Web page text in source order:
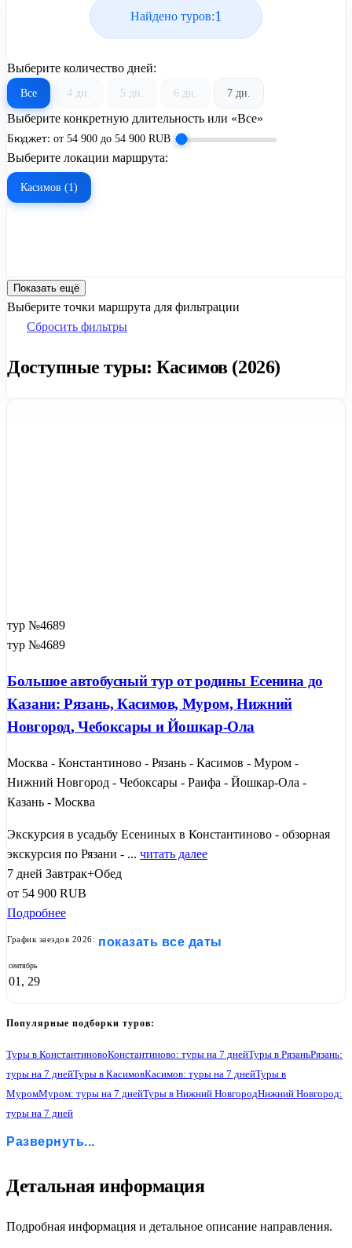
Найдено туров:1
Выберите количество дней:
Все 4 дн. 5 дн. 6 дн. 7 дн.
Выберите конкретную длительность или «Все»
Бюджет: от 54 900 до 54 900 RUB
Выберите локации маршрута:
Касимов (1)
Показать ещё
Выберите точки маршрута для фильтрации
Сбросить фильтры
Доступные туры: Касимов (2026)
1
тур №4689
тур №4689
Большое автобусный тур от родины Есенина до
Казани: Рязань, Касимов, Муром, Нижний
Новгород, Чебоксары и Йошкар-Ола
Москва - Константиново - Рязань - Касимов - Муром -
Нижний Новгород - Чебоксары - Раифа - Йошкар-Ола -
Казань - Москва
Экскурсия в усадьбу Есениных в Константиново - обзорная
экскурсия по Рязани - ... читать далее
7 дней Завтрак+Обед
от 54 900 RUB
Подробнее
График заездов 2026: показать все даты
сентябрь
01, 29
Популярные подборки туров:
Туры в КонстантиновоКонстантиново: туры на 7 днейТуры в РязаньРязань:
туры на 7 днейТуры в КасимовКасимов: туры на 7 днейТуры в
МуромМуром: туры на 7 днейТуры в Нижний НовгородНижний Новгород:
туры на 7 дней
Раифа: туры на 7 дней
Развернуть...
Детальная информация
Подробная информация и детальное описание направления.